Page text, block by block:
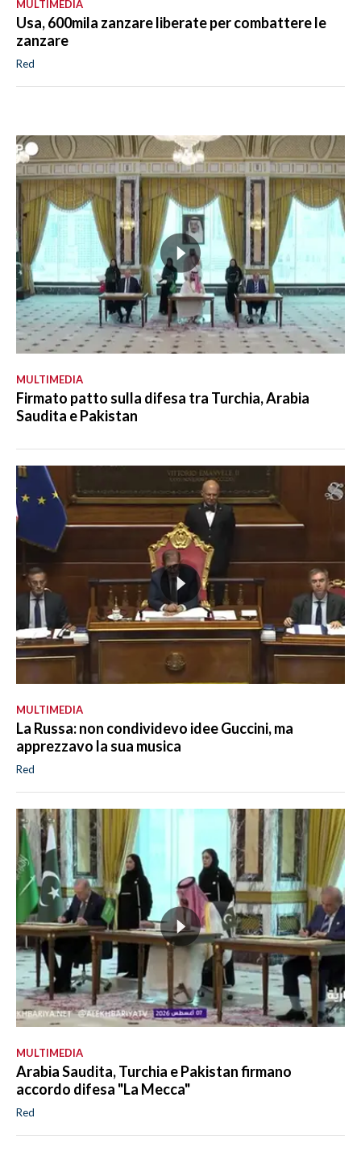
MULTIMEDIA
Usa, 600mila zanzare liberate per combattere le
zanzare
Red
MULTIMEDIA
Firmato patto sulla difesa tra Turchia, Arabia
Saudita e Pakistan
MULTIMEDIA
La Russa: non condividevo idee Guccini, ma
apprezzavo la sua musica
Red
MULTIMEDIA
Arabia Saudita, Turchia e Pakistan firmano
accordo difesa "La Mecca"
Red